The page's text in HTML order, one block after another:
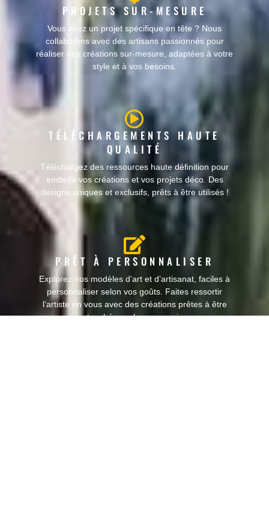
PROJETS SUR-MESURE
Vous avez un projet spécifique en tête ? Nous
collaborons avec des artisans passionnés pour
réaliser des créations sur-mesure, adaptées à votre
style et à vos besoins.
TÉLÉCHARGEMENTS HAUTE
QUALITÉ
Téléchargez des ressources haute définition pour
embellir vos créations et vos projets déco. Des
designs uniques et exclusifs, prêts à être utilisés !
PRÊT À PERSONNALISER
Explorez nos modèles d’art et d’artisanat, faciles à
personnaliser selon vos goûts. Faites ressortir
l’artiste en vous avec des créations prêtes à être
retouchées selon vos envies.